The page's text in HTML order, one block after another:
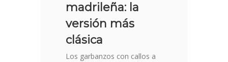
madrileña: la
versión más
clásica
Los garbanzos con callos a